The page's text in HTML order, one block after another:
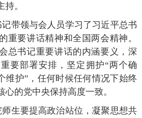
。
带领与会人员学习了习近平总书
重要讲话精神和全国两会精神。
总书记重要讲话的内涵要义，深
要部署安排，坚定拥护“两个确
维护”，任何时候任何情况下始终
心的党中央保持高度一致。
生要提高政治站位，凝聚思想共